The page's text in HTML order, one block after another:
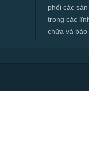
phối các
trong các
chữa và bảo